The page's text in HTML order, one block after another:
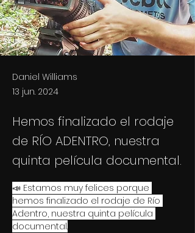
Daniel Williams
13 jun. 2024
Hemos finalizado el rodaje
de RÍO ADENTRO, nuestra
quinta película documental.
📣 Estamos muy felices porque
hemos finalizado el rodaje de Río
Adentro, nuestra quinta película
documental.